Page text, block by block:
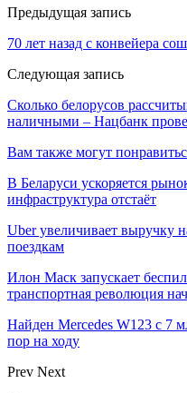
Предыдущая запись
70 лет назад с конвейера
Следующая запись
Сколько белорусов
наличными – Нацбанк
Вам также могут
В Беларуси ускоряется
инфраструктура отстаёт
Uber увеличивает выручку
поездкам
Илон Маск запускает
транспортная революция
Найден Mercedes W123 с 7
пор на ходу
Prev Next